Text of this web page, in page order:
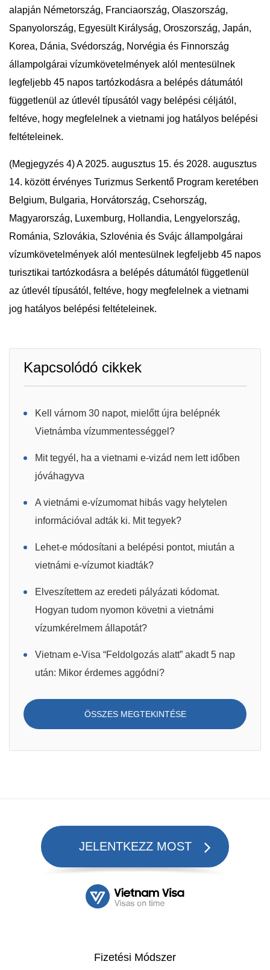
alapján Németország, Franciaország, Olaszország,
Spanyolország, Egyesült Királyság, Oroszország, Japán,
Korea, Dánia, Svédország, Norvégia és Finnország
állampolgárai vízumkövetelmények alól mentesülnek
legfeljebb 45 napos tartózkodásra a belépés dátumától
függetlenül az útlevél típusától vagy belépési céljától,
feltéve, hogy megfelelnek a vietnami jog hatályos belépési
feltételeinek.
(Megjegyzés 4) A 2025. augusztus 15. és 2028. augusztus
14. között érvényes Turizmus Serkentő Program keretében
Belgium, Bulgaria, Horvátország, Csehország,
Magyarország, Luxemburg, Hollandia, Lengyelország,
Románia, Szlovákia, Szlovénia és Svájc állampolgárai
vízumkövetelmények alól mentesülnek legfeljebb 45 napos
turisztikai tartózkodásra a belépés dátumától függetlenül
az útlevél típusától, feltéve, hogy megfelelnek a vietnami
jog hatályos belépési feltételeinek.
Kapcsolódó cikkek
Kell várnom 30 napot, mielőtt újra belépnék
Vietnámba vízummentességgel?
Mit tegyél, ha a vietnami e-vizád nem lett időben
jóváhagyva
A vietnámi e-vízumomat hibás vagy helytelen
információval adták ki. Mit tegyek?
Lehet-e módosítani a belépési pontot, miután a
vietnámi e-vízumot kiadták?
Elveszítettem az eredeti pályázati kódomat.
Hogyan tudom nyomon követni a vietnámi
vízumkérelmem állapotát?
Vietnam e-Visa “Feldolgozás alatt” akadt 5 nap
után: Mikor érdemes aggódni?
ÖSSZES MEGTEKINTÉSE
JELENTKEZZ MOST
Fizetési Módszer